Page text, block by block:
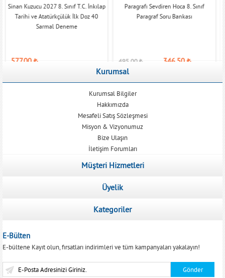
Sinan Kuzucu 2027 8. Sınıf T.C. İnkılap
Tarihi ve Atatürkçülük İlk Doz 40
Sarmal Deneme
577,00₺
Paragrafı Sevdiren Hoca 8. Sınıf
Paragraf Soru Bankası
495,00₺ 346,50₺
Kurumsal
Kurumsal Bilgiler
Hakkımızda
Mesafeli Satış Sözleşmesi
Misyon & Vizyonumuz
Bize Ulaşın
İletişim Forumları
Müşteri Hizmetleri
Üyelik
Kategoriler
E-Bülten
E-bültene Kayıt olun, fırsatları indirimleri ve tüm kampanyaları yakalayın!